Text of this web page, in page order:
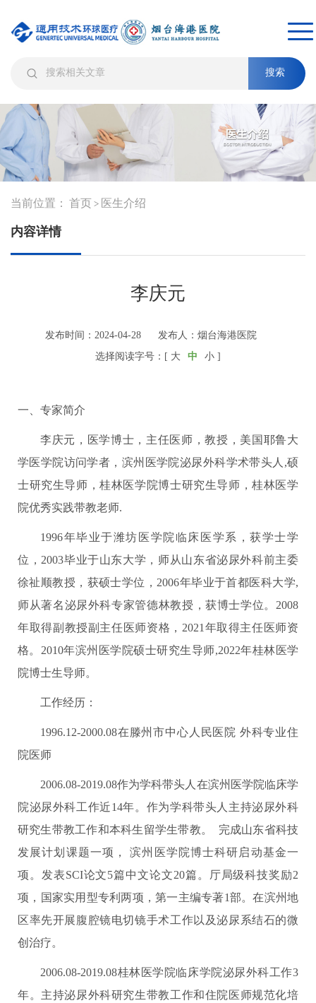
搜索
当前位置： 首页 > 医生介绍
内容详情
李庆元
发布时间：2024-04-28
发布人：烟台海港医院
选择阅读字号：[ 大 中 小 ]
一、专家简介
李庆元，医学博士，主任医师，教授，美国耶鲁大
学医学院访问学者，滨州医学院泌尿外科学术带头人,硕
士研究生导师，桂林医学院博士研究生导师，桂林医学
院优秀实践带教老师.
1996年毕业于潍坊医学院临床医学系，获学士学
位，2003毕业于山东大学，师从山东省泌尿外科前主委
徐祉顺教授，获硕士学位，2006年毕业于首都医科大学,
师从著名泌尿外科专家管德林教授，获博士学位。2008
年取得副教授副主任医师资格，2021年取得主任医师资
格。2010年滨州医学院硕士研究生导师,2022年桂林医学
院博士生导师。
工作经历：
1996.12-2000.08在滕州市中心人民医院 外科专业住
院医师
2006.08-2019.08作为学科带头人在滨州医学院临床学
院泌尿外科工作近14年。作为学科带头人主持泌尿外科
研究生带教工作和本科生留学生带教。 完成山东省科技
发展计划课题一项， 滨州医学院博士科研启动基金一
项。发表SCI论文5篇中文论文20篇。厅局级科技奖励2
项，国家实用型专利两项，第一主编专著1部。在滨州地
区率先开展腹腔镜电切镜手术工作以及泌尿系结石的微
创治疗。
2006.08-2019.08桂林医学院临床学院泌尿外科工作3
年。主持泌尿外科研究生带教工作和住院医师规范化培